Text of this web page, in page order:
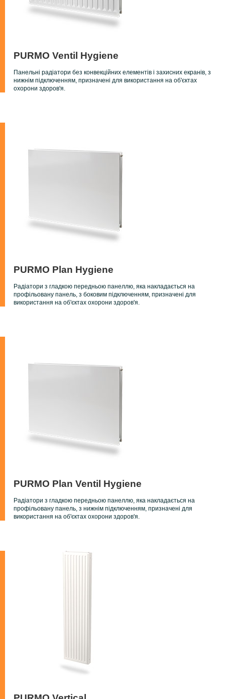
PURMO Ventil Hygiene
Панельні радіатори без конвекційних елементів і захисних екранів, з
нижнім підключенням, призначені для використання на об'єктах
охорони здоров'я.
PURMO Plan Hygiene
Радіатори з гладкою передньою панеллю, яка накладається на
профільовану панель, з боковим підключенням, призначені для
використання на об'єктах охорони здоров'я.
PURMO Plan Ventil Hygiene
Радіатори з гладкою передньою панеллю, яка накладається на
профільовану панель, з нижнім підключенням, призначені для
використання на об'єктах охорони здоров'я.